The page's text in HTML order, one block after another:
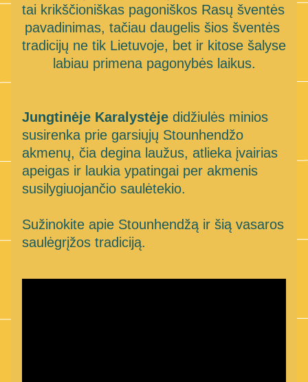
tai krikščioniškas pagoniškos Rasų šventės
pavadinimas, tačiau daugelis šios šventės
tradicijų ne tik Lietuvoje, bet ir kitose šalyse
labiau primena pagonybės laikus.
Jungtinėje Karalystėje didžiulės minios
susirenka prie garsiųjų Stounhendžo
akmenų, čia degina laužus, atlieka įvairias
apeigas ir laukia ypatingai per akmenis
susilygiuojančio saulėtekio.
Sužinokite apie Stounhendžą ir šią vasaros
saulėgrįžos tradiciją.